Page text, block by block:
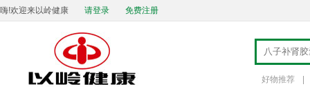
嗨!欢迎来以岭健康 请登录 免费注册
好物推荐